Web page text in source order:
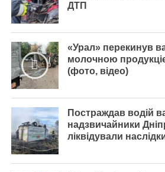
ДТП
«Урал» перекинув
молочною
(фото, відео)
Постраждав водій
надзвичайники
ліквідували